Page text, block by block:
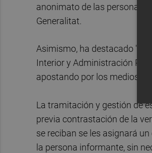
anonimato de las personas
Generalitat.
Asimismo, ha destacado "la
Interior y Administración
apostando por los medios
La tramitación y gestión de
previa contrastación de la
se reciban se les asignará
la persona informante, sin